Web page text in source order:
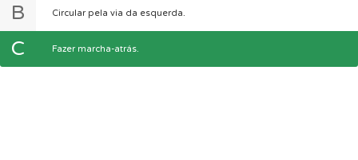
B Circular pela via da esquerda.
C Fazer marcha-atrás.